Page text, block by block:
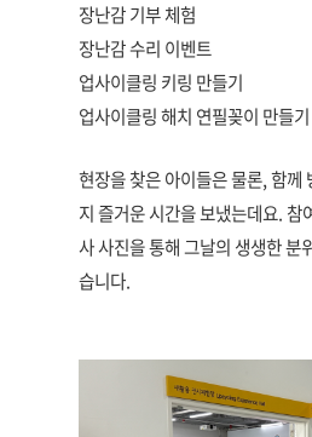
장난감 기부 체험
장난감 수리 이벤트
업사이클링 키링 만들기
업사이클링 해치 연필꽂이 만들기
현장을 찾은 아이들은 물론, 함께
지 즐거운 시간을 보냈는데요. 참
사 사진을 통해 그날의 생생한 분
습니다.